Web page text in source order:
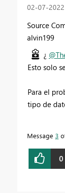
‎02-07-2022
Source
alvin199
¿
Esto solo
Para el
tipo de
Message 3
0